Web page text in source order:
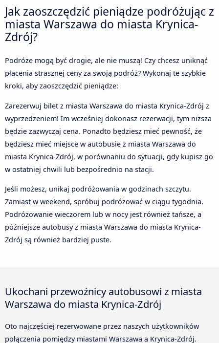
Jak zaoszczędzić pieniądze podróżując z
miasta Warszawa do miasta Krynica-
Zdrój?
Podróże mogą być drogie, ale nie muszą! Czy chcesz uniknąć
płacenia strasznej ceny za swoją podróż? Wykonaj te szybkie
kroki, aby zaoszczędzić pieniądze:
Zarezerwuj bilet z miasta Warszawa do miasta Krynica-Zdrój z
wyprzedzeniem! Im wcześniej dokonasz rezerwacji, tym niższa
będzie zazwyczaj cena. Ponadto będziesz mieć pewność, że
będziesz mieć miejsce w autobusie z miasta Warszawa do
miasta Krynica-Zdrój, w porównaniu do sytuacji, gdy kupisz go
w ostatniej chwili lub bezpośrednio na stacji.
Jeśli możesz, unikaj podróżowania w godzinach szczytu.
Zamiast w weekend, spróbuj podróżować w ciągu tygodnia.
Podróżowanie wieczorem lub w nocy jest również tańsze, a
późniejsze autobusy z miasta Warszawa do miasta Krynica-
Zdrój są również bardziej puste.
Ukochani przewoźnicy autobusowi z miasta
Warszawa do miasta Krynica-Zdrój
Oto najczęściej rezerwowane przez naszych użytkowników
połączenia pomiędzy miastami Warszawa a Krynica-Zdrój.